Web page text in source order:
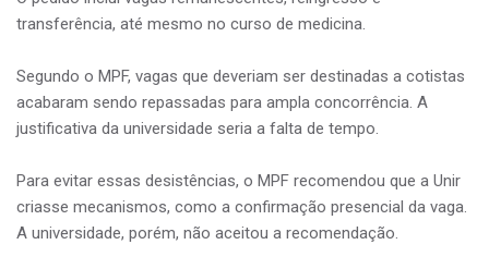
transferência, até mesmo no curso de medicina.
Segundo o MPF, vagas que deveriam ser destinadas a cotistas
acabaram sendo repassadas para ampla concorrência. A
justificativa da universidade seria a falta de tempo.
Para evitar essas desistências, o MPF recomendou que a Unir
criasse mecanismos, como a confirmação presencial da vaga.
A universidade, porém, não aceitou a recomendação.